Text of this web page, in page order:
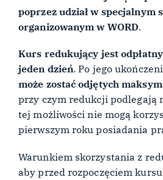
poprzez udział w specjalnym
organizowanym w WORD.
Kurs redukujący jest
jeden dzień. Po jego
może zostać odjętych
przy czym redukcji podlegają
tej możliwości nie mogą
pierwszym roku posiadania
Warunkiem skorzystania z
aby przed rozpoczęciem